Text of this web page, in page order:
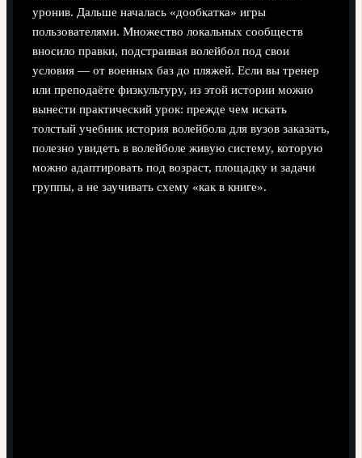
уронив. Дальше началась «дообкатка» игры
пользователями. Множество локальных сообществ
вносило правки, подстраивая волейбол под свои
условия — от военных баз до пляжей. Если вы тренер
или преподаёте физкультуру, из этой истории можно
вынести практический урок: прежде чем искать
толстый учебник история волейбола для вузов заказать,
полезно увидеть в волейболе живую систему, которую
можно адаптировать под возраст, площадку и задачи
группы, а не заучивать схему «как в книге».